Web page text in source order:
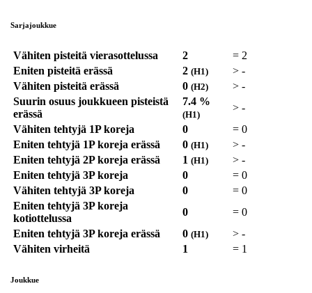
Sarjajoukkue
Vähiten pisteitä vierasottelussa 2 = 2
Eniten pisteitä erässä
2 (H1) > -
Vähiten pisteitä erässä
0 (H2) > -
Suurin osuus joukkueen pisteistä
erässä
7.4 %
(H1)
> -
Vähiten tehtyjä 1P koreja
0 = 0
Eniten tehtyjä 1P koreja erässä
0 (H1) > -
Eniten tehtyjä 2P koreja erässä
1 (H1) > -
Eniten tehtyjä 3P koreja
0 = 0
Vähiten tehtyjä 3P koreja
0 = 0
Eniten tehtyjä 3P koreja
kotiottelussa
0 = 0
Eniten tehtyjä 3P koreja erässä
0 (H1) > -
Vähiten virheitä
1 = 1
Joukkue